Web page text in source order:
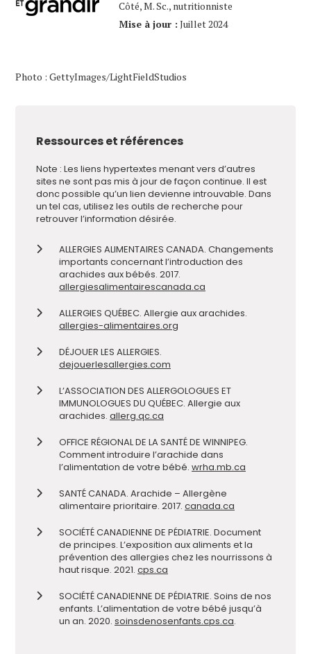
Côté, M. Sc., nutritionniste
Mise à jour : Juillet 2024
Photo : GettyImages/LightFieldStudios
Ressources et références
Note : Les liens hypertextes menant vers d’autres
sites ne sont pas mis à jour de façon continue. Il est
donc possible qu’un lien devienne introuvable. Dans
un tel cas, utilisez les outils de recherche pour
retrouver l’information désirée.
ALLERGIES ALIMENTAIRES CANADA. Changements
importants concernant l’introduction des
arachides aux bébés. 2017.
allergiesalimentairescanada.ca
ALLERGIES QUÉBEC. Allergie aux arachides.
allergies-alimentaires.org
DÉJOUER LES ALLERGIES.
dejouerlesallergies.com
L’ASSOCIATION DES ALLERGOLOGUES ET
IMMUNOLOGUES DU QUÉBEC. Allergie aux
arachides. allerg.qc.ca
OFFICE RÉGIONAL DE LA SANTÉ DE WINNIPEG.
Comment introduire l’arachide dans
l’alimentation de votre bébé. wrha.mb.ca
SANTÉ CANADA. Arachide – Allergène
alimentaire prioritaire. 2017. canada.ca
SOCIÉTÉ CANADIENNE DE PÉDIATRIE. Document
de principes. L’exposition aux aliments et la
prévention des allergies chez les nourrissons à
haut risque. 2021. cps.ca
SOCIÉTÉ CANADIENNE DE PÉDIATRIE. Soins de nos
enfants. L’alimentation de votre bébé jusqu’à
un an. 2020. soinsdenosenfants.cps.ca.